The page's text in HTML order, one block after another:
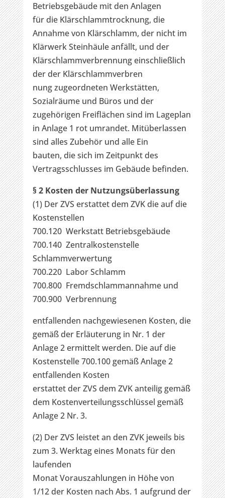
Betriebsgebäude mit den Anlagen
für die Klärschlammtrocknung, die
Annahme von Klärschlamm, der nicht im
Klärwerk Steinhäule anfällt, und der
Klärschlammverbrennung einschließlich
der der Klärschlammverbren
nung zugeordneten Werkstätten,
Sozialräume und Büros und der
zugehörigen Freiflächen sind im Lageplan
in Anlage 1 rot umrandet. Mitüberlassen
sind alles Zubehör und alle Ein
bauten, die sich im Zeitpunkt des
Vertragsschlusses im Gebäude befinden.
§ 2 Kosten der Nutzungsüberlassung
(1) Der ZVS erstattet dem ZVK die auf die
Kostenstellen
700.120 Werkstatt Betriebsgebäude
700.140 Zentralkostenstelle
Schlammverwertung
700.220 Labor Schlamm
700.800 Fremdschlammannahme und
700.900 Verbrennung
entfallenden nachgewiesenen Kosten, die
gemäß der Erläuterung in Nr. 1 der
Anlage 2 ermittelt werden. Die auf die
Kostenstelle 700.100 gemäß Anlage 2
entfallenden Kosten
erstattet der ZVS dem ZVK anteilig gemäß
dem Kostenverteilungsschlüssel gemäß
Anlage 2 Nr. 3.
(2) Der ZVS leistet an den ZVK jeweils bis
zum 3. Werktag eines Monats für den
laufenden
Monat Vorauszahlungen in Höhe von
1/12 der Kosten nach Abs. 1 aufgrund der